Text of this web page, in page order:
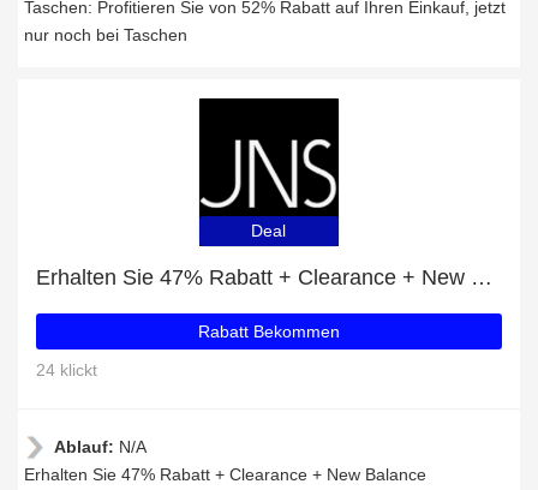
Taschen: Profitieren Sie von 52% Rabatt auf Ihren Einkauf, jetzt
nur noch bei Taschen
Deal
Erhalten Sie 47% Rabatt + Clearance + New Balance CM997HWA Rabatte
Rabatt Bekommen
24 klickt
Ablauf: N/A
Erhalten Sie 47% Rabatt + Clearance + New Balance